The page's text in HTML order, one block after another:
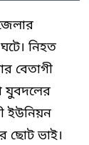
নিহত
বেতাগী
যুবদলের
ইউনিয়ন
ছোট ভাই।